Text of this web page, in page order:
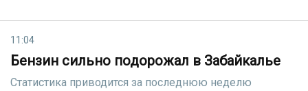
11:04
Бензин сильно подорожал в Забайкалье
Статистика приводится за последнюю неделю